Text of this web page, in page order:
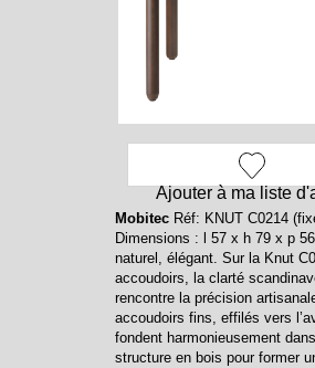
Ajouter à ma liste
MobitecRéf: KNUT C0214
Dimensions : l 57 x h 79 x p
naturel, élégant. Sur la Knut
accoudoirs, la clarté
rencontre la précision
accoudoirs fins, effilés vers
fondent harmonieusement
structure en bois pour former